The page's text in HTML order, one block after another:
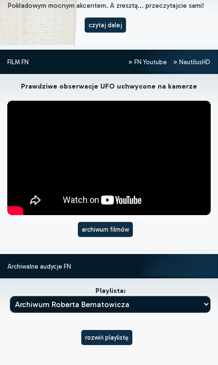
Pokładowym mocnym akcentem. A zresztą... przeczytajcie sami!
czytaj dalej
FILM FN FN Youtube NautilusHD
Prawdziwe obserwacje UFO uchwycone na kamerze
archiwum filmów
Archiwalne audycje FN
Playlista:
rozwiń playlistę